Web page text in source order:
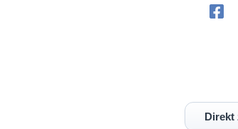
Direkt